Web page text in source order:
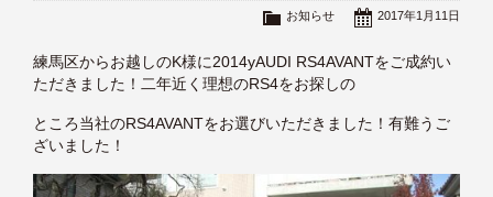
2017年1月11日
お知らせ
練馬区からお越しのK様に2014yAUDI RS4AVANTをご成約い
ただきました！二年近く理想のRS4をお探しの
ところ当社のRS4AVANTをお選びいただきました！有難うご
ざいました！